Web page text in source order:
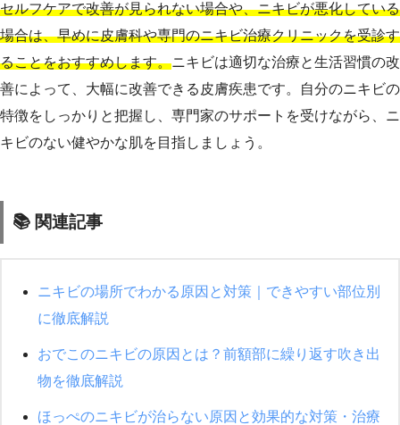
セルフケアで改善が見られない場合や、ニキビが悪化している
場合は、早めに皮膚科や専門のニキビ治療クリニックを受診す
ることをおすすめします。ニキビは適切な治療と生活習慣の改
善によって、大幅に改善できる皮膚疾患です。自分のニキビの
特徴をしっかりと把握し、専門家のサポートを受けながら、ニ
キビのない健やかな肌を目指しましょう。
📚 関連記事
ニキビの場所でわかる原因と対策｜できやすい部位別
に徹底解説
おでこのニキビの原因とは？前額部に繰り返す吹き出
物を徹底解説
ほっぺのニキビが治らない原因と効果的な対策・治療